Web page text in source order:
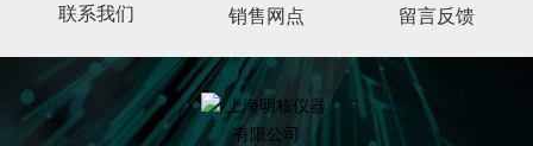
联系我们 销售网点 留言反馈